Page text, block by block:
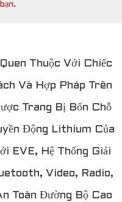
Thuộc Với Chiếc
Và Hợp Pháp Trên
Trang Bị Bốn Chỗ
Động Lithium Của
EVE, Hệ Thống Giải
Video, Radio,
Toàn Đường Bộ Cao